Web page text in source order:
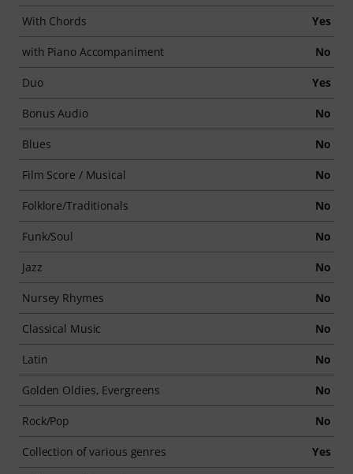
With Chords Yes
with Piano Accompaniment No
Duo Yes
Bonus Audio No
Blues No
Film Score / Musical No
Folklore/Traditionals No
Funk/Soul No
Jazz No
Nursey Rhymes No
Classical Music No
Latin No
Golden Oldies, Evergreens No
Rock/Pop No
Collection of various genres Yes